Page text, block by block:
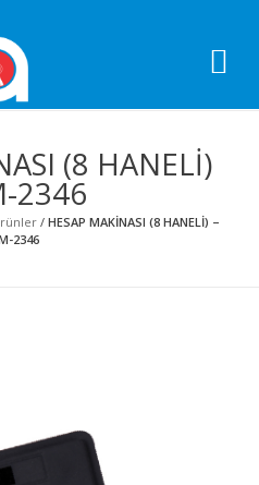
(8 HANELİ)
2346
/ HESAP MAKİNASI (8 HANELİ) –
2346